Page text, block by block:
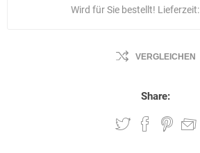
Wird für Sie bestellt! Lieferzeit:
VERGLEICHEN
Share: